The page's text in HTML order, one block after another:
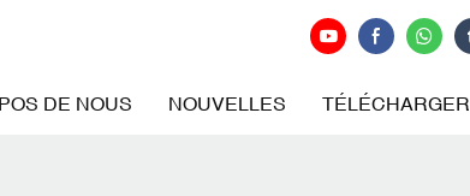
DE NOUS NOUVELLES TÉLÉCHARGER